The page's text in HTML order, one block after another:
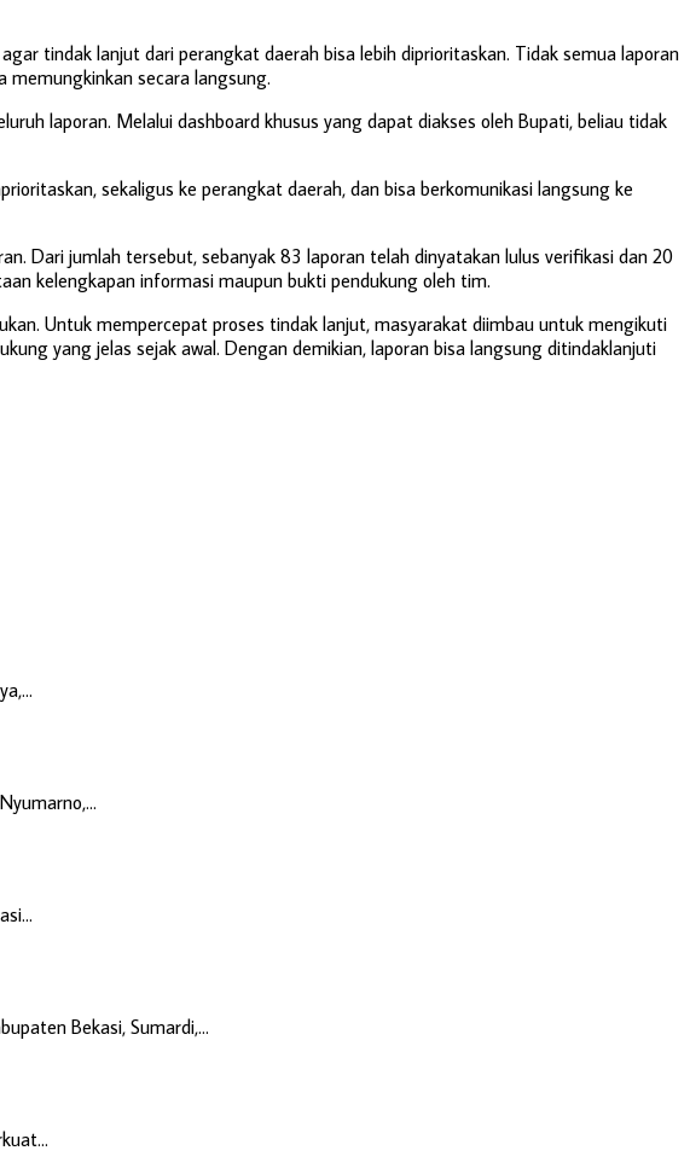
tindak lanjut dari perangkat daerah bisa lebih diprioritaskan. Tidak semua laporan
memungkinkan secara langsung.
laporan. Melalui dashboard khusus yang dapat diakses oleh Bupati, beliau tidak
sekaligus ke perangkat daerah, dan bisa berkomunikasi langsung ke
Dari jumlah tersebut, sebanyak 83 laporan telah dinyatakan lulus verifikasi dan 20
kelengkapan informasi maupun bukti pendukung oleh tim.
Untuk mempercepat proses tindak lanjut, masyarakat diimbau untuk mengikuti
yang jelas sejak awal. Dengan demikian, laporan bisa langsung ditindaklanjuti
Bekasi, Sumardi,…